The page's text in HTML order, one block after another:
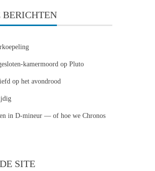
BERICHTEN
kamermoord op Pluto
op het avondrood
in D-mineur — of hoe we Chronos
SITE